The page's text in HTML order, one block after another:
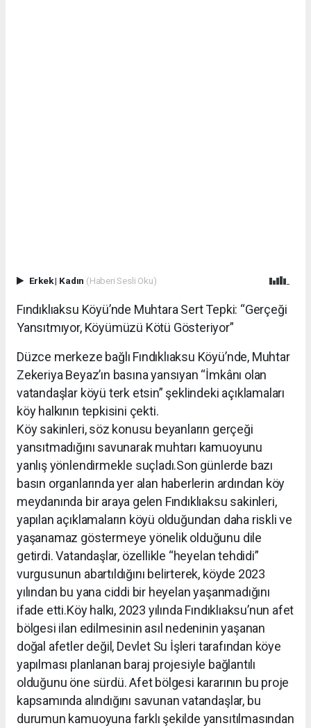
Erkek| Kadın (Haberi Sesli Oku)
Fındıklıaksu Köyü’nde Muhtara Sert Tepki: “Gerçeği
Yansıtmıyor, Köyümüzü Kötü Gösteriyor”
Düzce merkeze bağlı Fındıklıaksu Köyü’nde, Muhtar
Zekeriya Beyaz’ın basına yansıyan “İmkânı olan
vatandaşlar köyü terk etsin” şeklindeki açıklamaları
köy halkının tepkisini çekti.
Köy sakinleri, söz konusu beyanların gerçeği
yansıtmadığını savunarak muhtarı kamuoyunu
yanlış yönlendirmekle suçladı.Son günlerde bazı
basın organlarında yer alan haberlerin ardından köy
meydanında bir araya gelen Fındıklıaksu sakinleri,
yapılan açıklamaların köyü olduğundan daha riskli ve
yaşanamaz göstermeye yönelik olduğunu dile
getirdi. Vatandaşlar, özellikle “heyelan tehdidi”
vurgusunun abartıldığını belirterek, köyde 2023
yılından bu yana ciddi bir heyelan yaşanmadığını
ifade etti.Köy halkı, 2023 yılında Fındıklıaksu’nun afet
bölgesi ilan edilmesinin asıl nedeninin yaşanan
doğal afetler değil, Devlet Su İşleri tarafından köye
yapılması planlanan baraj projesiyle bağlantılı
olduğunu öne sürdü. Afet bölgesi kararının bu proje
kapsamında alındığını savunan vatandaşlar, bu
durumun kamuoyuna farklı şekilde yansıtılmasından